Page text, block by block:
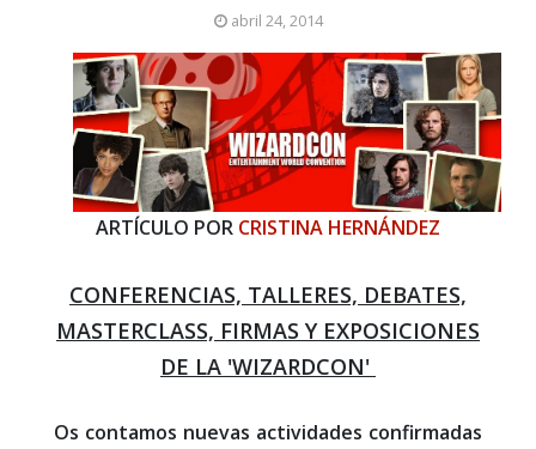
abril 24, 2014
ARTÍCULO POR CRISTINA HERNÁNDEZ
CONFERENCIAS, TALLERES, DEBATES,
MASTERCLASS, FIRMAS Y EXPOSICIONES
DE LA 'WIZARDCON'
Os contamos nuevas actividades confirmadas